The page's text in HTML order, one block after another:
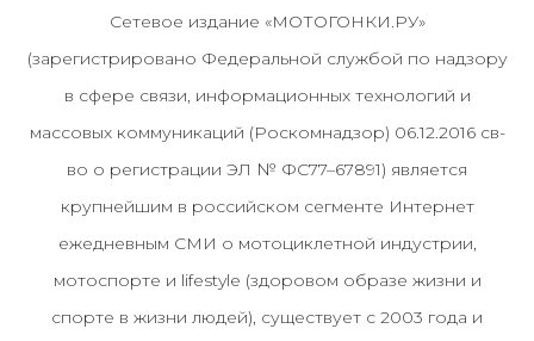
Сетевое издание «МОТОГОНКИ.РУ»
(зарегистрировано Федеральной службой по надзору
в сфере связи, информационных технологий и
массовых коммуникаций (Роскомнадзор) 06.12.2016 св-
во о регистрации ЭЛ № ФС77–67891) является
крупнейшим в российском сегменте Интернет
ежедневным СМИ о мотоциклетной индустрии,
мотоспорте и lifestyle (здоровом образе жизни и
спорте в жизни людей), существует с 2003 года и